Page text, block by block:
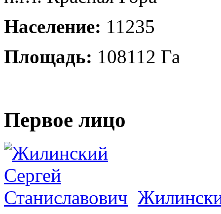
Население: 11235
Площадь: 108112 Га
Первое лицо